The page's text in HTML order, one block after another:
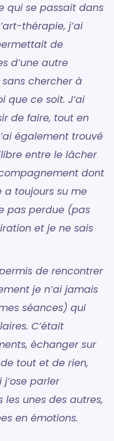
qui se passait dans
thérapie, j’ai
de
d’une autre
chercher à
que ce soit. J’ai
de faire, tout en
également trouvé
entre le lâcher
dont
a toujours su me
pas perdue (pas
et je ne sais
de rencontrer
je n’ai jamais
séances) qui
C’était
échanger sur
tout et de rien,
parler
unes des autres,
en émotions.